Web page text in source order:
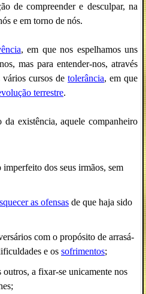
de compreender e desculpar, na
e em torno de nós.
, em que nos espelhamos uns
mas para entender-nos, através
cursos de tolerância, em que
terrestre.
existência, aquele companheiro
dos seus irmãos, sem
as ofensas de que haja sido
com o propósito de arrasá-
e os sofrimentos;
outros, a fixar-se unicamente nos